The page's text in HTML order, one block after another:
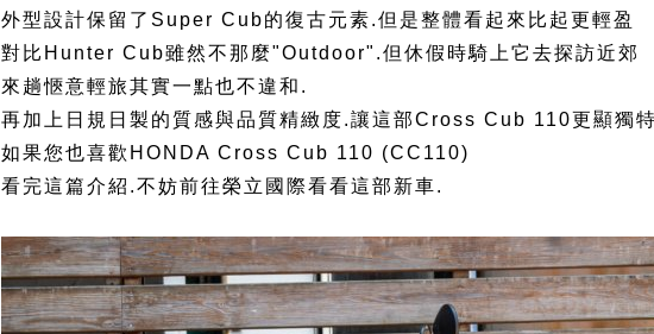
外型設計保留了Super Cub的復古元素.但是整體看起來比起更輕盈
對比Hunter Cub雖然不那麼"Outdoor".但休假時騎上它去探訪近郊
來趟愜意輕旅其實一點也不違和.
再加上日規日製的質感與品質精緻度.讓這部Cross Cub 110更顯獨
如果您也喜歡HONDA Cross Cub 110 (CC110)
看完這篇介紹.不妨前往榮立國際看看這部新車.